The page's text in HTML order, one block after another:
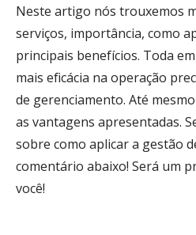
Neste artigo nós trouxemos
serviços, importância, como
principais benefícios. Toda
mais eficácia na operação
de gerenciamento. Até
as vantagens apresentadas.
sobre como aplicar a gestão
comentário abaixo! Será um
você!